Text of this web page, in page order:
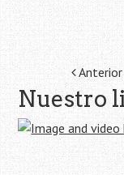
de
la
entrada
Anterior
Nuestro